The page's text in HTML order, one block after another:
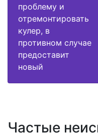
проблему и
отремонтировать
кулер, в
противном случае
предоставит
новый
Частые